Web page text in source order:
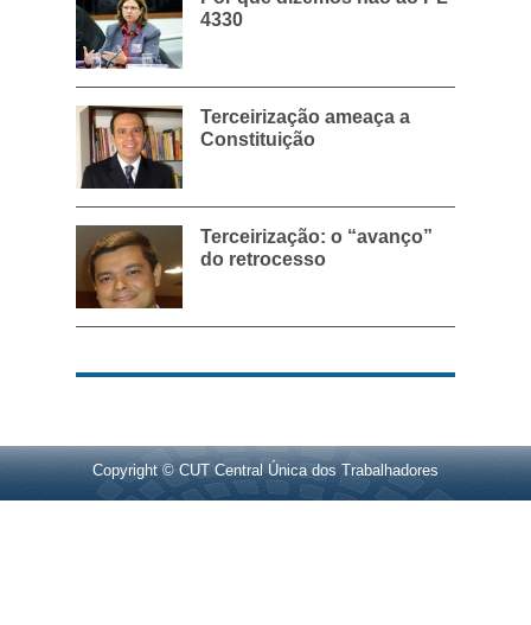
4330
Terceirização ameaça a
Constituição
Terceirização: o “avanço”
do retrocesso
Copyright © CUT Central Única dos Trabalhadores